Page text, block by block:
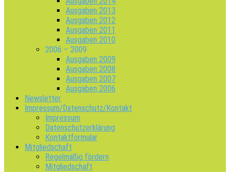
Ausgaben 2013
Ausgaben 2012
Ausgaben 2011
Ausgaben 2010
2006 – 2009
Ausgaben 2009
Ausgaben 2008
Ausgaben 2007
Ausgaben 2006
Newsletter
Impressum/Datenschutz/Kontakt
Impressum
Datenschutzerklärung
Kontaktformular
Mitgliedschaft
Regelmäßig fördern
Mitgliedschaft